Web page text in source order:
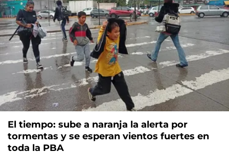
El tiempo: sube a naranja la alerta por
tormentas y se esperan vientos fuertes en
toda la PBA